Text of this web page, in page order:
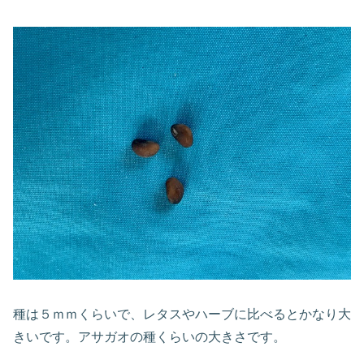
種は５ｍｍくらいで、レタスやハーブに比べるとかなり大
きいです。アサガオの種くらいの大きさです。